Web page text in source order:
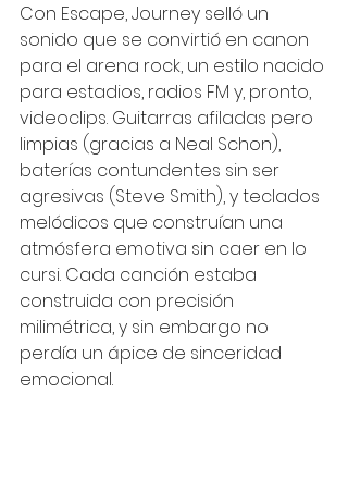
Con Escape, Journey selló un
sonido que se convirtió en canon
para el arena rock, un estilo nacido
para estadios, radios FM y, pronto,
videoclips. Guitarras afiladas pero
limpias (gracias a Neal Schon),
baterías contundentes sin ser
agresivas (Steve Smith), y teclados
melódicos que construían una
atmósfera emotiva sin caer en lo
cursi. Cada canción estaba
construida con precisión
milimétrica, y sin embargo no
perdía un ápice de sinceridad
emocional.